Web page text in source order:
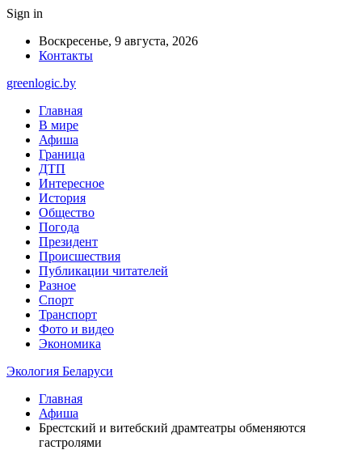
Sign in
Воскресенье, 9 августа, 2026
Контакты
greenlogic.by
Главная
В мире
Афиша
Граница
ДТП
Интересное
История
Общество
Погода
Президент
Происшествия
Публикации читателей
Разное
Спорт
Транспорт
Фото и видео
Экономика
Экология Беларуси
Главная
Афиша
Брестский и витебский драмтеатры обменяются
гастролями